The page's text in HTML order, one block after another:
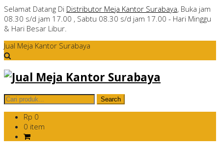
Selamat Datang Di Distributor Meja Kantor Surabaya, Buka jam
08.30 s/d jam 17.00 , Sabtu 08.30 s/d jam 17.00 - Hari Minggu
& Hari Besar Libur.
Jual Meja Kantor Surabaya
Rp 0
0 item